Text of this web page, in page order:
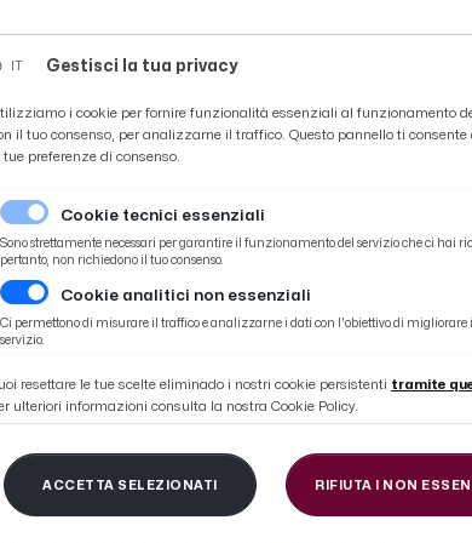
ecco i luoghi che si potranno visitare in città
tornano le
ecco i luoghi
Gestisci la tua privacy
i cookie per fornire funzionalità essenziali al funzionamento
il tuo consenso, per analizzarne il traffico. Questo pannello ti consente
tue preferenze di consenso.
Cookie tecnici essenziali
Sono strettamente necessari per garantire il funzionamento del servizio che ci hai
pertanto, non richiedono il tuo consenso.
Cookie analitici non essenziali
Ci permettono di misurare il traffico e analizzarne i dati con l'obiettivo di migliorare
servizio.
resettare le tue scelte eliminado i nostri cookie persistenti tramite
ulteriori informazioni consulta la nostra Cookie Policy.
ACCETTA SELEZIONATI RIFIUTA I NON